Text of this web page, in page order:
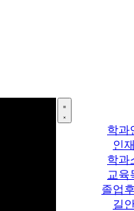
학과
인
학과
교육
졸업
길